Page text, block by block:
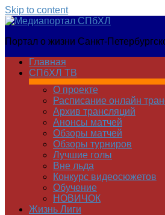
Skip to content
Медиапортал
Портал о жизни Санкт-
Главная
СПбХЛ ТВ
О проекте
Расписание онлайн
Архив трансляций
Анонсы матчей
Обзоры матчей
Обзоры турниров
Лучшие голы
Вне льда
Конкурс видеосюжетов
Обучение
НОВИЧОК
Жизнь Лиги